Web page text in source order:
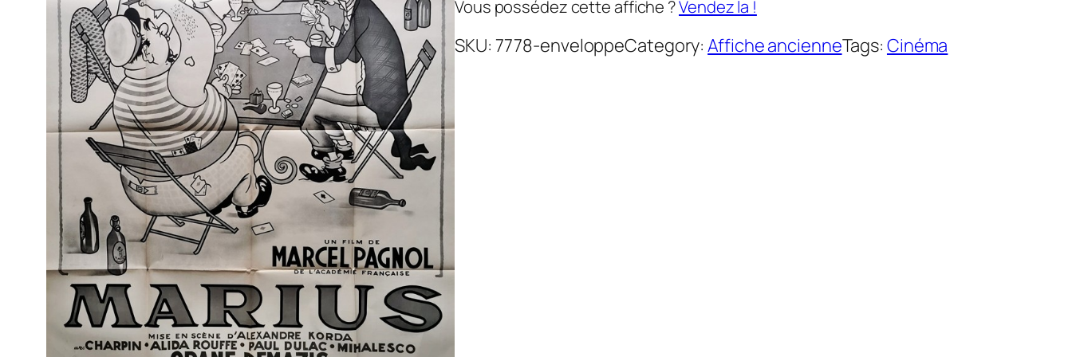
Vous possédez cette affiche ?Vendez la !
SKU: 7778-enveloppeCategory:Affiche ancienneTags: Cinéma